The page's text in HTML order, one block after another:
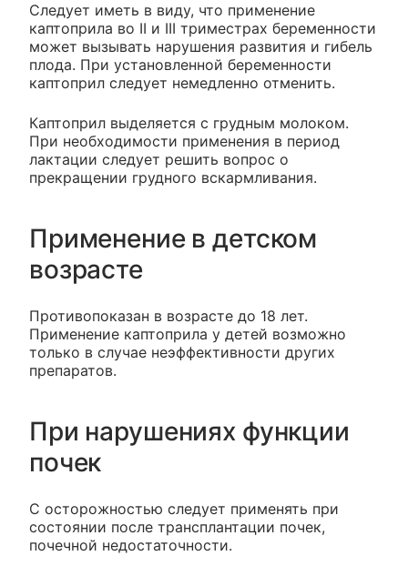
Следует иметь в виду, что применение
каптоприла во II и III триместрах беременности
может вызывать нарушения развития и гибель
плода. При установленной беременности
каптоприл следует немедленно отменить.
Каптоприл выделяется с грудным молоком.
При необходимости применения в период
лактации следует решить вопрос о
прекращении грудного вскармливания.
Применение в детском
возрасте
Противопоказан в возрасте до 18 лет.
Применение каптоприла у детей возможно
только в случае неэффективности других
препаратов.
При нарушениях функции
почек
С осторожностью следует применять при
состоянии после трансплантации почек,
почечной недостаточности.